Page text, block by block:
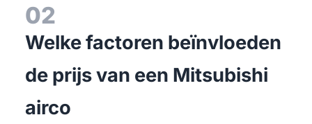
02
Welke factoren beïnvloeden
de prijs van een Mitsubishi
airco